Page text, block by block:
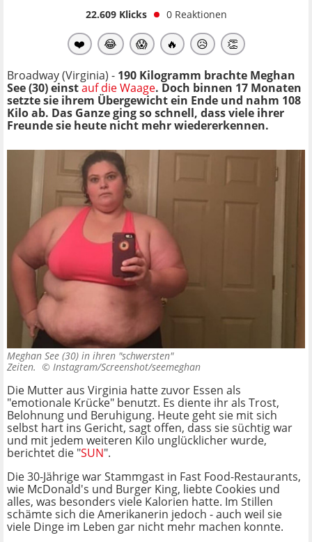
22.609Klicks 0 Reaktionen
❤️ 😂 😱 🔥 😥 👏
Broadway (Virginia) - 190 Kilogramm brachte Meghan
See (30) einstauf die Waage. Doch binnen 17 Monaten
setzte sie ihrem Übergewicht ein Ende und nahm 108
Kilo ab. Das Ganze ging so schnell, dass viele ihrer
Freunde sie heute nicht mehr wiedererkennen.
Meghan See (30) in ihren "schwersten"
Zeiten. © Instagram/Screenshot/seemeghan
Die Mutter aus Virginia hatte zuvor Essen als
"emotionale Krücke" benutzt. Es diente ihr als Trost,
Belohnung und Beruhigung. Heute geht sie mit sich
selbst hart ins Gericht, sagt offen, dass sie süchtig war
und mit jedem weiteren Kilo unglücklicher wurde,
berichtet die "SUN".
Die 30-Jährige war Stammgast in Fast Food-Restaurants,
wie McDonald's und Burger King, liebte Cookies und
alles, was besonders viele Kalorien hatte. Im Stillen
schämte sich die Amerikanerin jedoch - auch weil sie
viele Dinge im Leben gar nicht mehr machen konnte.